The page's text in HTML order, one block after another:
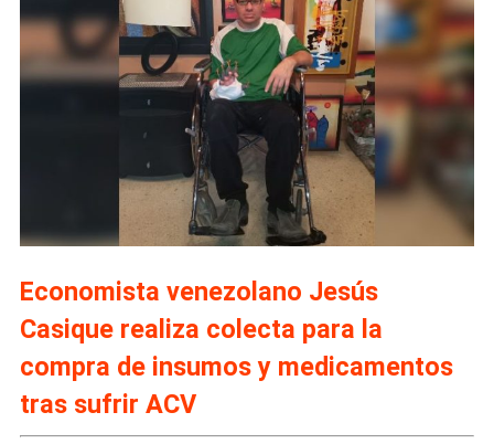
Economista venezolano Jesús
Casique realiza colecta para la
compra de insumos y medicamentos
tras sufrir ACV